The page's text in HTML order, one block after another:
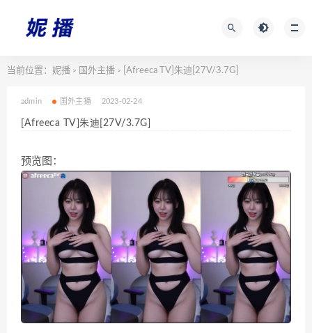
当前位置： 妮播 > 国外主播 > [Afreeca TV]朱迪[27V/3.7G]
admin 国外主播 2023-02-24
[Afreeca TV]朱迪[27V/3.7G]
预览图：